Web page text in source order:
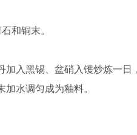
和铜末。
加入黑锡、盆硝入镬炒炼一日
水调匀成为釉料。